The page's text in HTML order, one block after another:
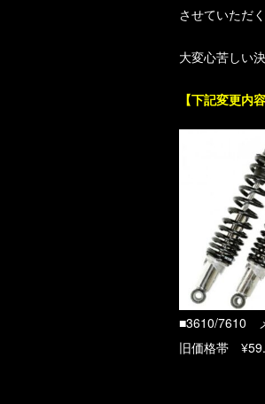
させていただ
大変心苦しい
【下記変更内容
■3610/7610
旧価格帯